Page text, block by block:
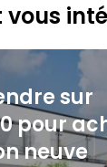
sur
pour
neuve